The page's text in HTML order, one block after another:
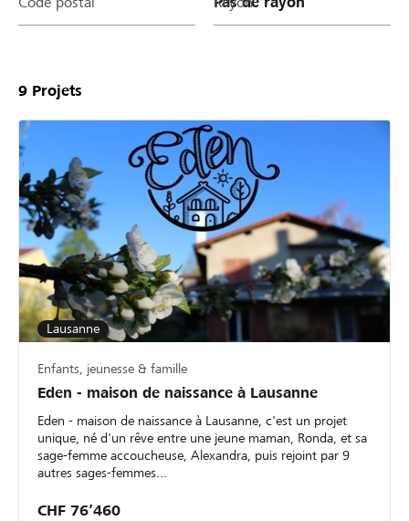
9 Projets
Lausanne
Enfants, jeunesse & famille
Eden - maison de naissance à Lausanne
Eden - maison de naissance à Lausanne, c'est un projet
unique, né d'un rêve entre une jeune maman, Ronda, et sa
sage-femme accoucheuse, Alexandra, puis rejoint par 9
autres sages-femmes...
CHF 76’460